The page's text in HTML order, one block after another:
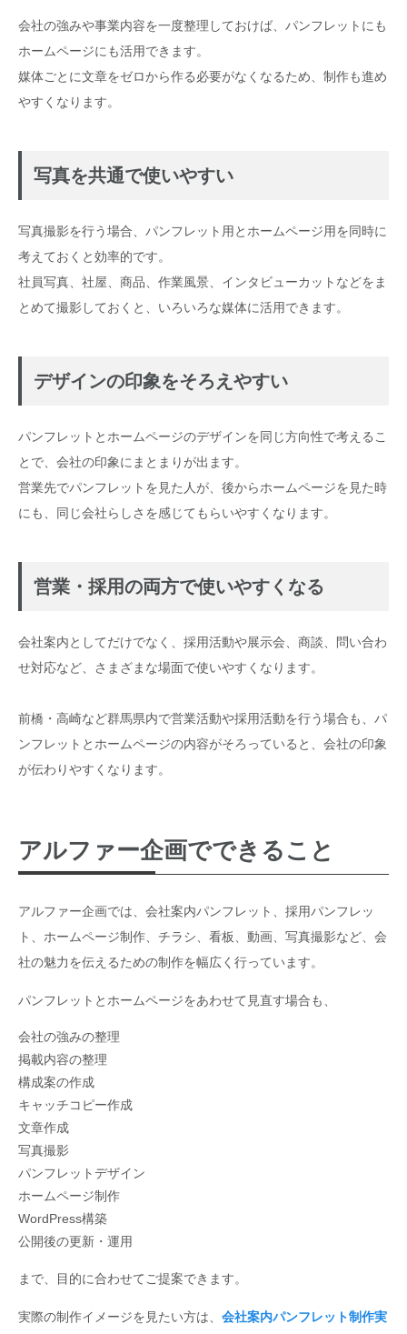
会社の強みや事業内容を一度整理しておけば、パンフレットにも
ホームページにも活用できます。
媒体ごとに文章をゼロから作る必要がなくなるため、制作も進め
やすくなります。
写真を共通で使いやすい
写真撮影を行う場合、パンフレット用とホームページ用を同時に
考えておくと効率的です。
社員写真、社屋、商品、作業風景、インタビューカットなどをま
とめて撮影しておくと、いろいろな媒体に活用できます。
デザインの印象をそろえやすい
パンフレットとホームページのデザインを同じ方向性で考えるこ
とで、会社の印象にまとまりが出ます。
営業先でパンフレットを見た人が、後からホームページを見た時
にも、同じ会社らしさを感じてもらいやすくなります。
営業・採用の両方で使いやすくなる
会社案内としてだけでなく、採用活動や展示会、商談、問い合わ
せ対応など、さまざまな場面で使いやすくなります。
前橋・高崎など群馬県内で営業活動や採用活動を行う場合も、パ
ンフレットとホームページの内容がそろっていると、会社の印象
が伝わりやすくなります。
アルファー企画でできること
アルファー企画では、会社案内パンフレット、採用パンフレッ
ト、ホームページ制作、チラシ、看板、動画、写真撮影など、会
社の魅力を伝えるための制作を幅広く行っています。
パンフレットとホームページをあわせて見直す場合も、
会社の強みの整理
掲載内容の整理
構成案の作成
キャッチコピー作成
文章作成
写真撮影
パンフレットデザイン
ホームページ制作
WordPress構築
公開後の更新・運用
まで、目的に合わせてご提案できます。
実際の制作イメージを見たい方は、 会社案内パンフレット制作実